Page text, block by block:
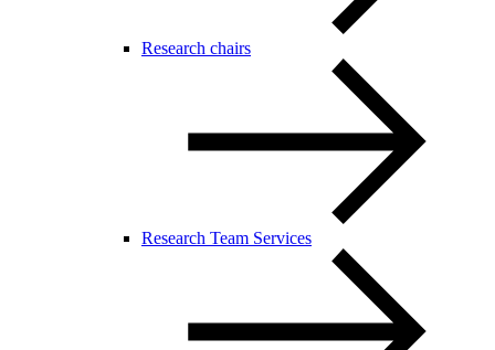
Research chairs
Research Team Services